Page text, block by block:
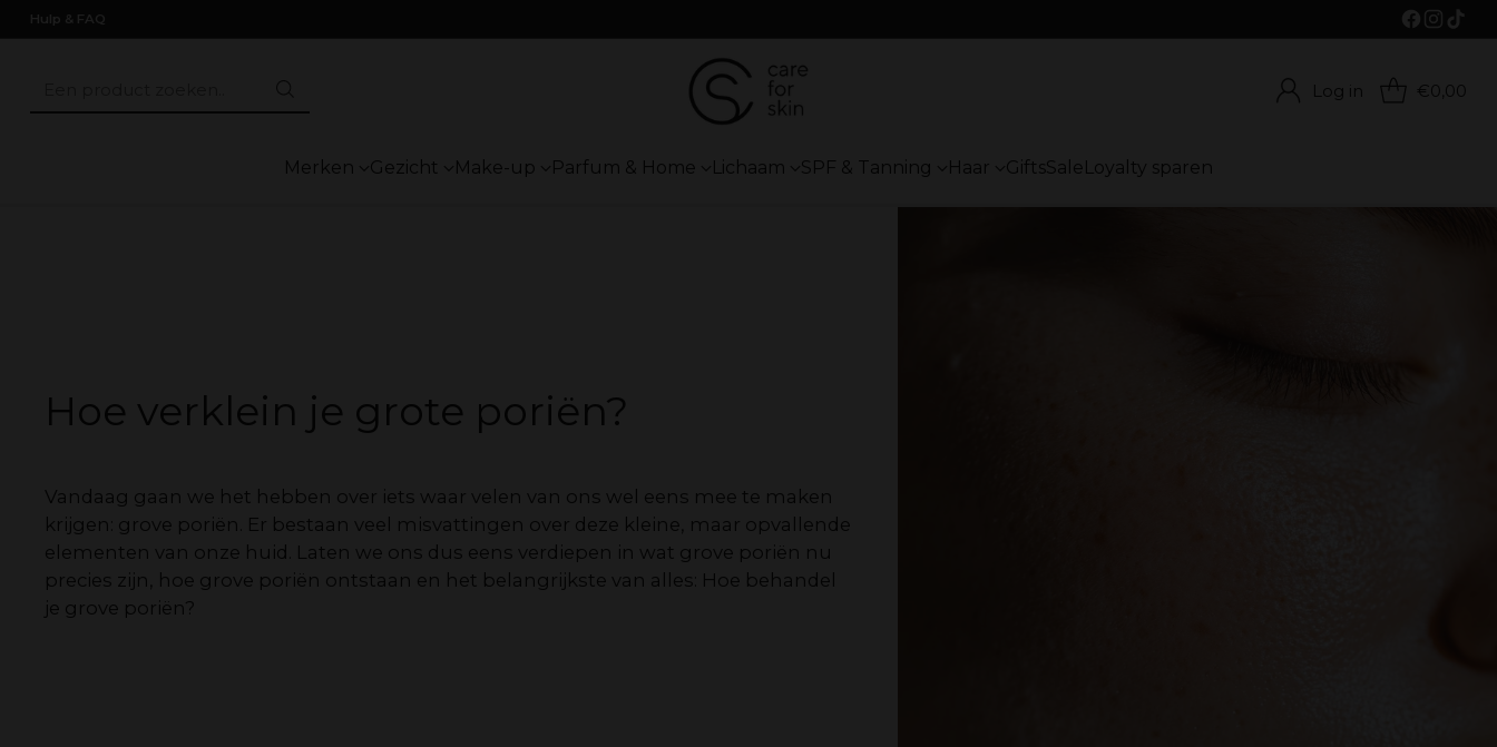
Hulp & FAQ
Log in €0,00
Merken Gezicht Make-up Parfum & Home Lichaam SPF & Tanning Haar GiftsSaleLoyalty sparen
Hoe verklein je grote poriën?
Vandaag gaan we het hebben over iets waar velen van ons wel eens mee te maken
krijgen: grove poriën. Er bestaan veel misvattingen over deze kleine, maar opvallende
elementen van onze huid. Laten we ons dus eens verdiepen in wat grove poriën nu
precies zijn, hoe grove poriën ontstaan en het belangrijkste van alles: Hoe behandel
je grove poriën?